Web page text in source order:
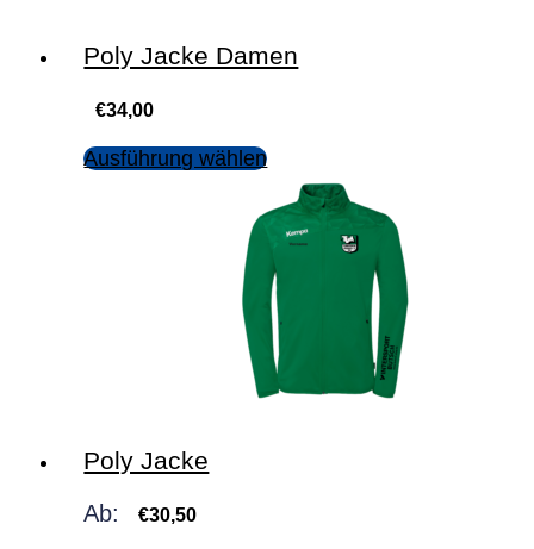
Poly Jacke Damen
€34,00
Ausführung wählen
Poly Jacke
Ab: €30,50